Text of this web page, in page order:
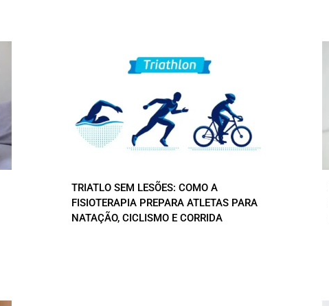
TRIATLO SEM LESÕES: COMO A
FISIOTERAPIA PREPARA ATLETAS PARA
NATAÇÃO, CICLISMO E CORRIDA